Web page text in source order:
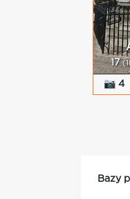
17
📷 4
Bazy